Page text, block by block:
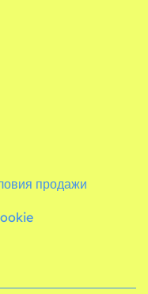
продажи